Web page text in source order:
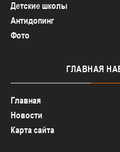
Детские школы
Антидопинг
Фото
ГЛАВНАЯ
Главная
Новости
Карта сайта